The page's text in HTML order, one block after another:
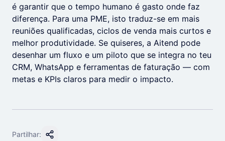
é garantir que o tempo humano é gasto onde faz
diferença. Para uma PME, isto traduz-se em mais
reuniões qualificadas, ciclos de venda mais curtos e
melhor produtividade. Se quiseres, a Aitend pode
desenhar um fluxo e um piloto que se integra no teu
CRM, WhatsApp e ferramentas de faturação — com
metas e KPIs claros para medir o impacto.
Partilhar: